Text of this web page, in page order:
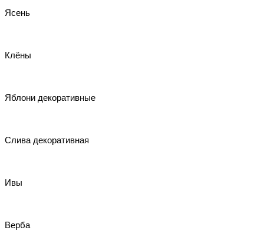
Ясень
Клёны
Яблони декоративные
Слива декоративная
Ивы
Верба